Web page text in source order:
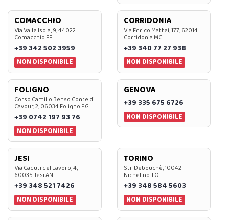
COMACCHIO
Via Valle Isola, 9, 44022
Comacchio FE
+39 342 502 3959
NON DISPONIBILE
CORRIDONIA
Via Enrico Mattei, 177, 62014
Corridonia MC
+39 340 77 27 938
NON DISPONIBILE
FOLIGNO
Corso Camillo Benso Conte di
Cavour, 2, 06034 Foligno PG
+39 0742 197 93 76
NON DISPONIBILE
GENOVA
+39 335 675 6726
NON DISPONIBILE
JESI
Via Caduti del Lavoro, 4,
60035 Jesi AN
+39 348 521 7426
NON DISPONIBILE
TORINO
Str. Debouchè, 10042
Nichelino TO
+39 348 584 5603
NON DISPONIBILE